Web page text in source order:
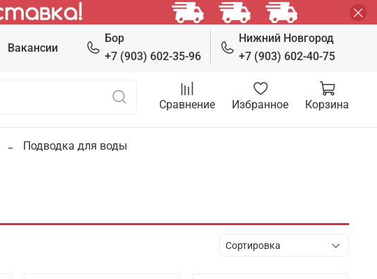
Вакансии
Бор
+7 (903) 602-35-96
Нижний Новгород
+7 (903) 602-40-75
Сравнение Избранное Корзина
Подводка для воды